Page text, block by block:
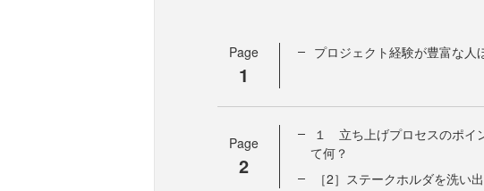
Page
1
プロジェクト経験が豊富な人
Page
2
１ 立ち上げプロセスのポイ
て何？
［2］ステークホルダを洗い